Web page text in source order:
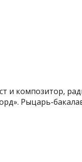
и композитор,
Рыцарь-